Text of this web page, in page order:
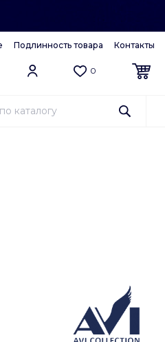
Подлинность товара Контакты
0